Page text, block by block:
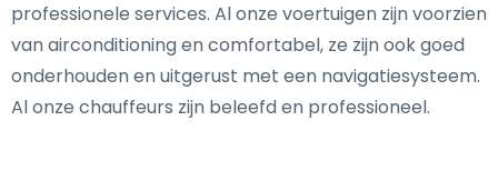
professionele services. Al onze voertuigen zijn voorzien
van airconditioning en comfortabel, ze zijn ook goed
onderhouden en uitgerust met een navigatiesysteem.
Al onze chauffeurs zijn beleefd en professioneel.